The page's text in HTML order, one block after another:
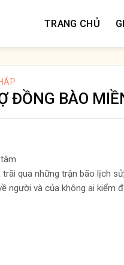
TRANG CHỦ
ĐỒNG BÀO
qua những trận bão lịch
người và của không ai kiểm